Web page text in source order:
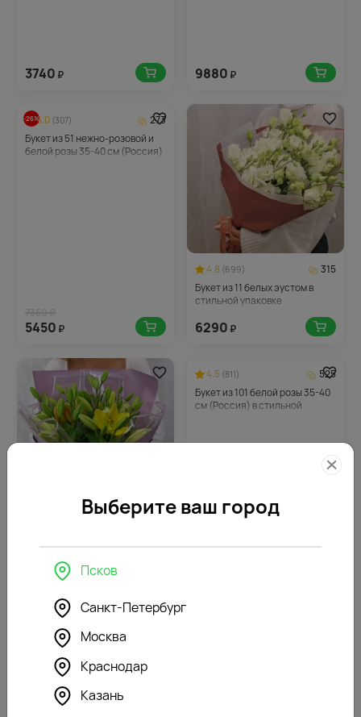
3740 ₽ 9880 ₽
-26%5.0 (307)
273
Букет из 51 нежно-розовой и
белой розы 35-40 см (Россия)
5450 ₽
4.8 (699)
315
Букет из 11 белых эустом в
стильной упаковке
6290 ₽
6940₽
4.5 (811)
525
Букет из 101 белой розы 35-40
см (Россия) в стильной
Выберите ваш город
Псков
Санкт-Петербург
Москва
Краснодар
Казань